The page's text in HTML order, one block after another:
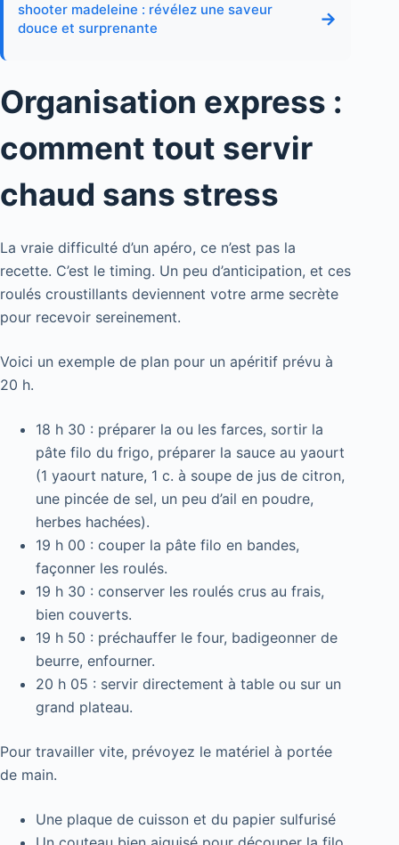
shooter madeleine : révélez une saveur
douce et surprenante
→
Organisation express :
comment tout servir
chaud sans stress
La vraie difficulté d’un apéro, ce n’est pas la
recette. C’est le timing. Un peu d’anticipation, et ces
roulés croustillants deviennent votre arme secrète
pour recevoir sereinement.
Voici un exemple de plan pour un apéritif prévu à
20 h.
18 h 30 : préparer la ou les farces, sortir la
pâte filo du frigo, préparer la sauce au yaourt
(1 yaourt nature, 1 c. à soupe de jus de citron,
une pincée de sel, un peu d’ail en poudre,
herbes hachées).
19 h 00 : couper la pâte filo en bandes,
façonner les roulés.
19 h 30 : conserver les roulés crus au frais,
bien couverts.
19 h 50 : préchauffer le four, badigeonner de
beurre, enfourner.
20 h 05 : servir directement à table ou sur un
grand plateau.
Pour travailler vite, prévoyez le matériel à portée
de main.
Une plaque de cuisson et du papier sulfurisé